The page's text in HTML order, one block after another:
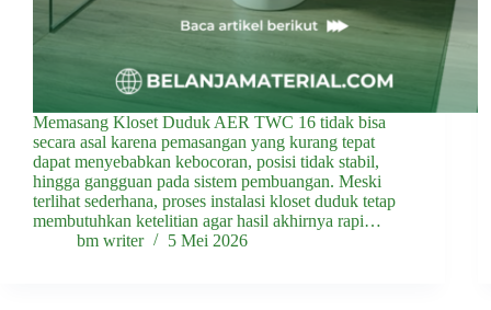
Memasang Kloset Duduk AER TWC 16 tidak bisa
secara asal karena pemasangan yang kurang tepat
dapat menyebabkan kebocoran, posisi tidak stabil,
hingga gangguan pada sistem pembuangan. Meski
terlihat sederhana, proses instalasi kloset duduk tetap
membutuhkan ketelitian agar hasil akhirnya rapi…
bm writer
5 Mei 2026